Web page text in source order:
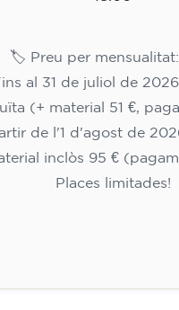
🏷️ Preu per mensualitat:
al 31 de juliol de
(+ material 51 €,
de l'1 d'agost de
inclòs 95 €
Places limitades!